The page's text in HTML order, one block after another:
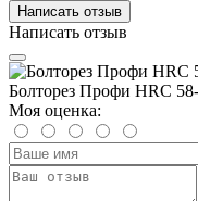
Написать отзыв
Написать отзыв
Болторез Профи HRC
Моя оценка: